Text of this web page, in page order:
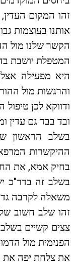
זהו המקום
אותנו בעוצמות
הקשר שלנו מול
המטפלת יושבת
היא מפעילה
והרגשות מול
ודווקא לכן
ובד בבד גם עדין
בשלב הראשון
ההיקשרות
בחיק אמא, את
בשלב זה בדר"כ
משאלה לקרבה
זהו שלב חשוב
צצים קשיים
הפנימית מול
את צלחת יפה את